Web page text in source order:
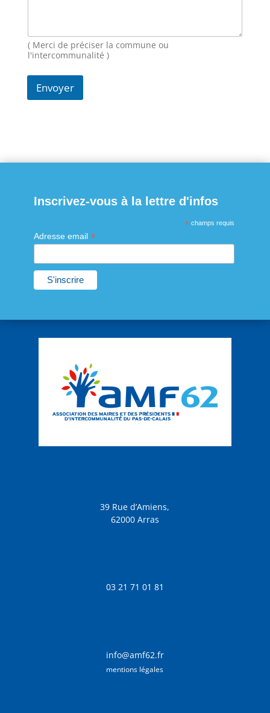
g
e( Merci de préciser la commune ou
l'intercommunalité )
Envoyer
Inscrivez-vous à la lettre d'infos
* champs requis
Adresse email *
39 Rue d’Amiens,
62000 Arras
03 21 71 01 81
info@amf62.fr
mentions légales